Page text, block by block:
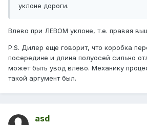
уклоне дороги.
Влево при ЛЕВОМ уклоне, т.е. правая
P.S. Дилер еще говорит, что коробка
посередине и длина полуосей сильно
может быть увод влево. Механику
такой аргумент был.
asd